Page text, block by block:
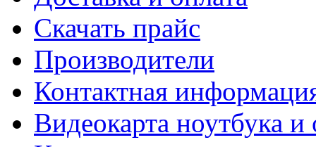
Cкачать прайс
Производители
Контактная
Видеокарта ноутбука